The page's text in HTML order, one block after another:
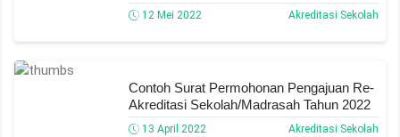
12 Mei 2022 Akreditasi Sekolah
Contoh Surat Permohonan Pengajuan Re-
Akreditasi Sekolah/Madrasah Tahun 2022
13 April 2022 Akreditasi Sekolah